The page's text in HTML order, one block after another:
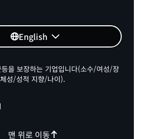
English
맨 위로 이동
을 보장하는 기업입니다(소수/여성/장
성/성적 지향/나이).